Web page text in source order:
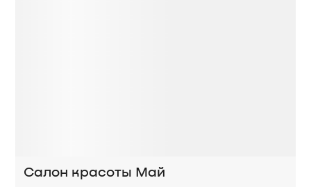
Салон красоты Май